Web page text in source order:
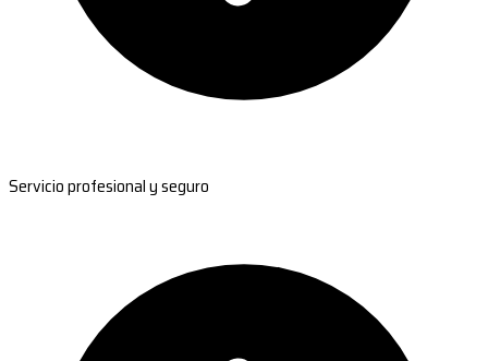
Servicio profesional y seguro